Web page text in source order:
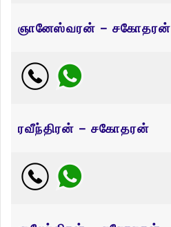
ஞானேஸ்வரன் – சகோதரன்
ரவீந்திரன் – சகோதரன்